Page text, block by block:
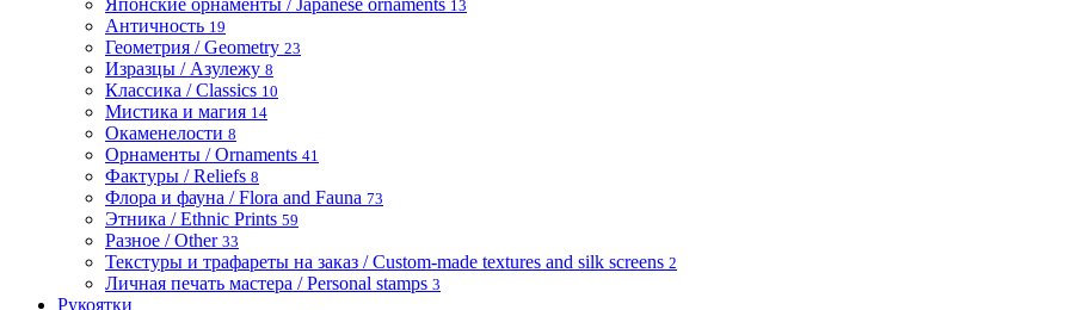
Японские орнаменты / Japanese ornaments 13
Античность 19
Геометрия / Geometry 23
Изразцы / Азулежу 8
Классика / Classics 10
Мистика и магия 14
Окаменелости 8
Орнаменты / Ornaments 41
Фактуры / Reliefs 8
Флора и фауна / Flora and Fauna 73
Этника / Ethnic Prints 59
Разное / Other 33
Текстуры и трафареты на заказ / Custom-made textures and silk screens 2
Личная печать мастера / Personal stamps 3
Рукоятки